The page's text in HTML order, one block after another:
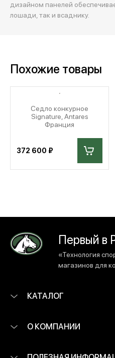
дизайном панелей
лошади, так и всаднику.
Похожие товары
Седло конкурное
Signature, Antares
Франция
372 600 ₽
Первый в
«Технология
магазинов для
КАТАЛОГ
О КОМПАНИИ